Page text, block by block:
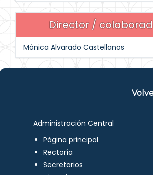
Director /
Mónica Alvarado Castellanos
Administración Central
Página principal
Rectoría
Secretarios